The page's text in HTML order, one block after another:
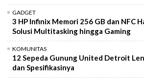
GADGET
3 HP Infinix Memori 256 GB dan NFC
Solusi Multitasking hingga Gaming
KOMUNITAS
12 Sepeda Gunung United Detroit
dan Spesifikasinya